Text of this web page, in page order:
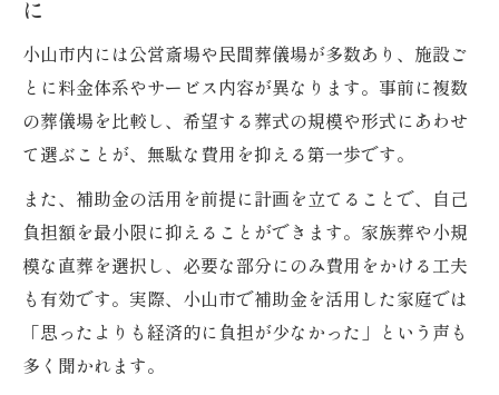
に
小山市内には公営斎場や民間葬儀場が多数あり、施設ご
とに料金体系やサービス内容が異なります。事前に複数
の葬儀場を比較し、希望する葬式の規模や形式にあわせ
て選ぶことが、無駄な費用を抑える第一歩です。
また、補助金の活用を前提に計画を立てることで、自己
負担額を最小限に抑えることができます。家族葬や小規
模な直葬を選択し、必要な部分にのみ費用をかける工夫
も有効です。実際、小山市で補助金を活用した家庭では
「思ったよりも経済的に負担が少なかった」という声も
多く聞かれます。